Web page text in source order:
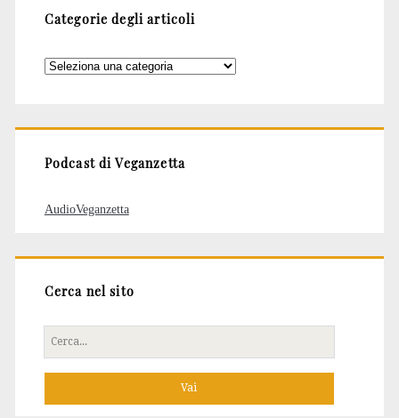
Categorie degli articoli
Categorie
Podcast di Veganzetta
AudioVeganzetta
Cerca nel sito
Cerca
per: